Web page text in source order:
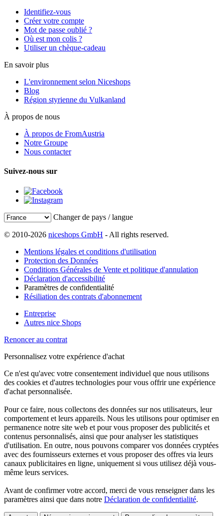
Identifiez-vous
Créer votre compte
Mot de passe oublié ?
Où est mon colis ?
Utiliser un chèque-cadeau
En savoir plus
L'environnement selon Niceshops
Blog
Région styrienne du Vulkanland
À propos de nous
À propos de FromAustria
Notre Groupe
Nous contacter
Suivez-nous sur
Changer de pays / langue
© 2010-2026 niceshops GmbH - All rights reserved.
Mentions légales et conditions d'utilisation
Protection des Données
Conditions Générales de Vente et politique d'annulation
Déclaration d'accessibilité
Paramètres de confidentialité
Résiliation des contrats d'abonnement
Entreprise
Autres nice Shops
Renoncer au contrat
Personnalisez votre expérience d'achat
Ce n'est qu'avec votre consentement individuel que nous utilisons
des cookies et d'autres technologies pour vous offrir une expérience
d'achat personnalisée.
Pour ce faire, nous collectons des données sur nos utilisateurs, leur
comportement et leurs appareils. Nous les utilisons pour optimiser en
permanence notre site web et pour vous proposer des publicités et
contenus personnalisés, ainsi que pour analyser les statistiques
d'utilisation. En outre, nous pouvons comparer vos données cryptées
avec des fournisseurs externes et vous proposer des offres via leurs
canaux publicitaires en ligne, uniquement si vous utilisez déjà vous-
même leurs services.
Avant de confirmer votre accord, merci de vous renseigner dans les
paramètres ainsi que dans notre Déclaration de confidentialité.